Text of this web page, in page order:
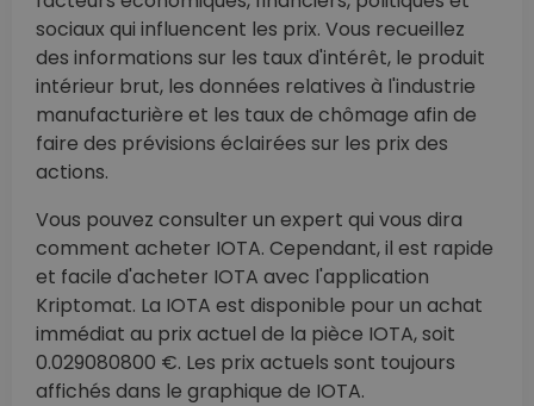
sociaux qui influencent les prix. Vous recueillez
des informations sur les taux d'intérêt, le produit
intérieur brut, les données relatives à l'industrie
manufacturière et les taux de chômage afin de
faire des prévisions éclairées sur les prix des
actions.
Vous pouvez consulter un expert qui vous dira
comment acheter IOTA. Cependant, il est rapide
et facile d'acheter IOTA avec l'application
Kriptomat. La IOTA est disponible pour un achat
immédiat au prix actuel de la pièce IOTA, soit
0.029080800 €. Les prix actuels sont toujours
affichés dans le graphique de IOTA.